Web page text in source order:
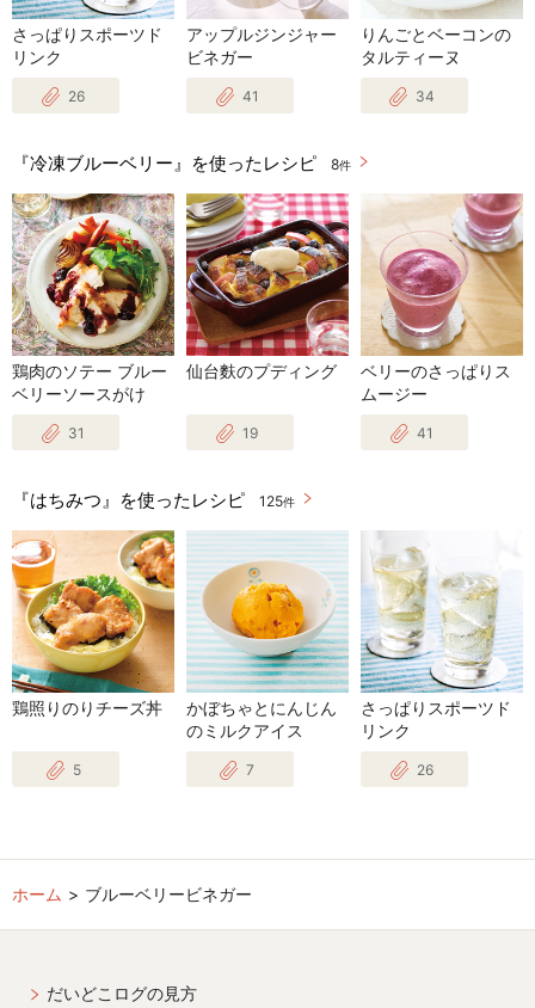
さっぱりスポーツド
リンク
26
アップルジンジャー
ビネガー
41
りんごとベーコンの
タルティーヌ
34
『冷凍ブルーベリー』を使ったレシピ 8件
鶏肉のソテー ブルー
ベリーソースがけ
31
仙台麩のプディング
19
ベリーのさっぱりス
ムージー
41
『はちみつ』を使ったレシピ 125件
鶏照りのりチーズ丼
5
かぼちゃとにんじん
のミルクアイス
7
さっぱりスポーツド
リンク
26
ホーム ブルーベリービネガー
だいどこログの見方